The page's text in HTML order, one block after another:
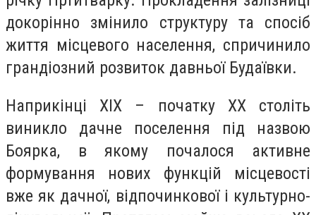
докорінно змінило структуру та спосіб
життя місцевого населення, спричинило
грандіозний розвиток давньої Будаївки.
Наприкінці ХІХ – початку ХХ століть
виникло дачне поселення під назвою
Боярка, в якому почалося активне
формування нових функцій місцевості
вже як дачної, відпочинкової і культурно-